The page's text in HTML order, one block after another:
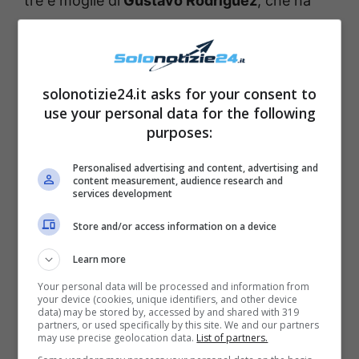
L’Isola dei Famosi.
I cinque sono dunque oggi diventatiuna delle
famiglie più popolari
della televisione: la bella
riflettorie vivere a distanza il successo dei
suoi famigliari. “Io non farò un reality per la
questione del bagno“, ha dichiarato lei nel
corso di un’intervista, “
trattiene. Non andrò mai a L’Isola dei Famosi
e nemmeno al Grande Fratello per questo.
Poi ci sono le telecamere, non potrei mai
farlo“. Ha quindi rivelato di essere molto
solonotizie24.it asks for your consent to
use your personal data for the following
purposes:
Personalised advertising and content, advertising and
content measurement, audience research and
services development
Store and/or access information on a device
Learn more
Your personal data will be processed and information from
your device (cookies, unique identifiers, and other device
data) may be stored by, accessed by and shared with 319
partners, or used specifically by this site. We and our partners
may use precise geolocation data. List of partners.